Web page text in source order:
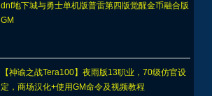
dnf地下城与勇士单机版普雷第四版觉醒金币融合版
GM
【神谕之战Tera100】夜雨版13职业，70级仿官设
定，商场汉化+使用GM命令及视频教程